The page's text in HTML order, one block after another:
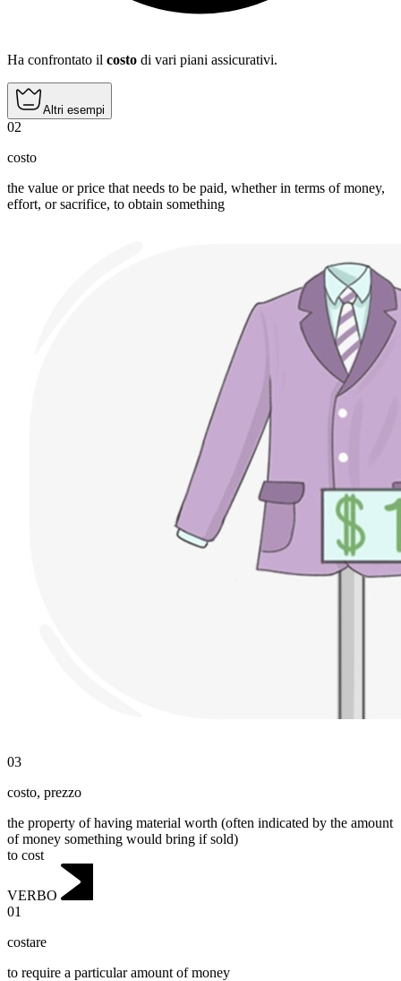
Ha confrontato il costo di vari piani assicurativi.
Altri esempi
02
costo
the value or price that needs to be paid, whether in terms of money,
effort, or sacrifice, to obtain something
03
costo, prezzo
the property of having material worth (often indicated by the amount
of money something would bring if sold)
to cost
VERBO
01
costare
to require a particular amount of money